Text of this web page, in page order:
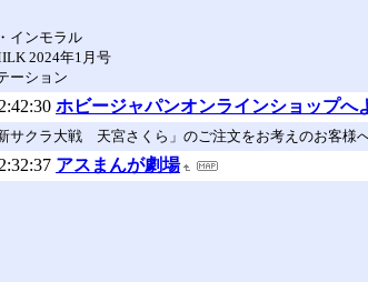
インモラル
2024年1月号
ーション
ホビージャパンオンラインショップへ
サクラ大戦 天宮さくら」のご注文をお考えのお客様
アスまんが劇場